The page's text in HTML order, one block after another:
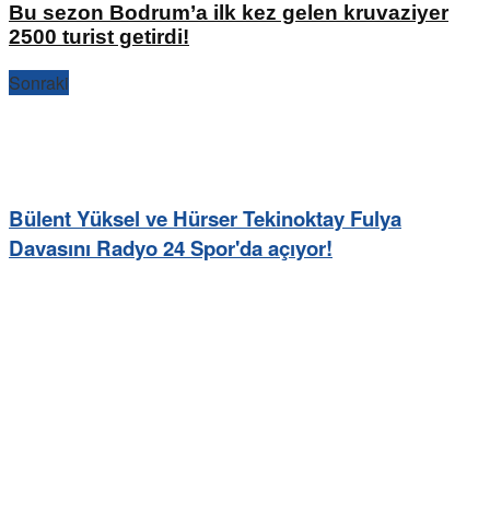
Bu sezon Bodrum’a ilk kez gelen kruvaziyer
2500 turist getirdi!
Sonraki
Bülent Yüksel ve Hürser Tekinoktay Fulya
Davasını Radyo 24 Spor'da açıyor!